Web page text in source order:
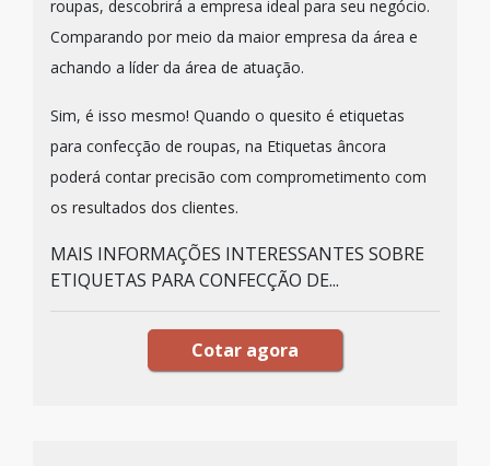
roupas, descobrirá a empresa ideal para seu negócio.
Comparando por meio da maior empresa da área e
achando a líder da área de atuação.
Sim, é isso mesmo! Quando o quesito é etiquetas
para confecção de roupas, na Etiquetas âncora
poderá contar precisão com comprometimento com
os resultados dos clientes.
MAIS INFORMAÇÕES INTERESSANTES SOBRE
ETIQUETAS PARA CONFECÇÃO DE...
Cotar agora